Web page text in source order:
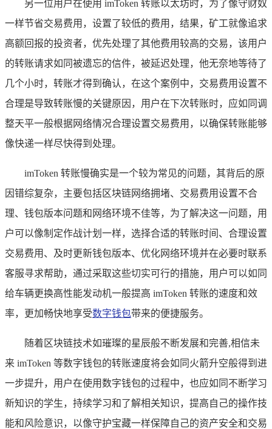
另一位用户在使用 imToken 转账以太坊时，为了像守财奴
一样节省交易费用，设置了较低的费用，结果，矿工就像追求
高额回报的投资者，优先处理了其他费用较高的交易，该用户
的转账请求如同被遗忘的信件，被延迟处理，他无奈地等待了
几个小时，转账才得到确认，在这个案例中，交易费用设置不
合理是导致转账慢的关键原因，用户在下次转账时，应如同调
整天平一般根据网络情况合理设置交易费用，以确保转账能够
像快递一样尽快得到处理。
imToken 转账慢确实是一个较为常见的问题，其背后的原
因错综复杂，主要包括区块链网络拥堵、交易费用设置不合
理、钱包版本问题和网络环境不佳等，为了解决这一问题，用
户可以像制定作战计划一样，选择合适的转账时间、合理设置
交易费用、及时更新钱包版本、优化网络环境并在必要时联系
客服寻求帮助，通过采取这些切实可行的措施，用户可以如同
给车辆更换高性能发动机一般提高 imToken 转账的速度和效
率，更加畅快地享受数字钱包带来的便捷服务。
随着区块链技术如璀璨的星辰般不断发展和完善,相信未
来 imToken 等数字钱包的转账速度将会如同火箭升空般得到进
一步提升，用户在使用数字钱包的过程中，也应如同不断学习
新知识的学生，持续学习和了解相关知识，提高自己的操作技
能和风险意识，以像守护宝藏一样保障自己的资产安全和交易